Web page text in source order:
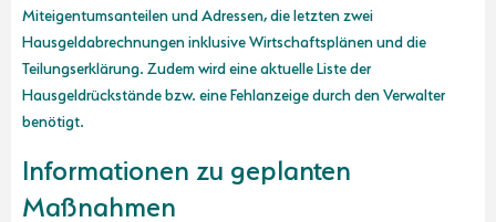
Miteigentumsanteilen und Adressen, die letzten zwei
Hausgeldabrechnungen inklusive Wirtschaftsplänen und die
Teilungserklärung. Zudem wird eine aktuelle Liste der
Hausgeldrückstände bzw. eine Fehlanzeige durch den Verwalter
benötigt.
Informationen zu geplanten
Maßnahmen